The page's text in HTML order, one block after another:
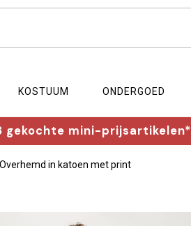
KOSTUUM ONDERGOED
gekochte mini-prijsartikelen*
Overhemd in katoen met print